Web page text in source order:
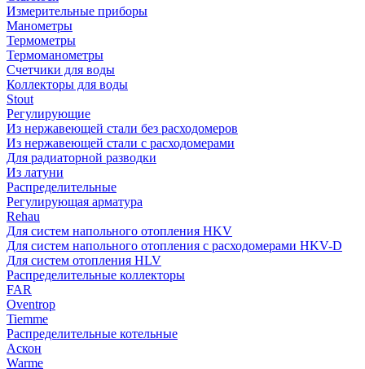
Измерительные приборы
Манометры
Термометры
Термоманометры
Счетчики для воды
Коллекторы для воды
Stout
Регулирующие
Из нержавеющей стали без расходомеров
Из нержавеющей стали с расходомерами
Для радиаторной разводки
Из латуни
Распределительные
Регулирующая арматура
Rehau
Для систем напольного отопления HKV
Для систем напольного отопления с расходомерами HKV-D
Для систем отопления HLV
Распределительные коллекторы
FAR
Oventrop
Tiemme
Распределительные котельные
Аскон
Warme